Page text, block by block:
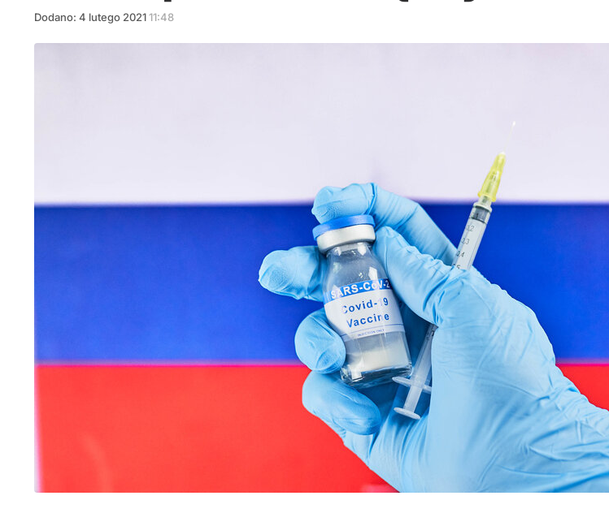
Dodano: 4 lutego 202111:48